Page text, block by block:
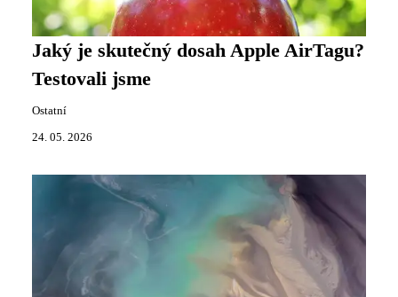
Jaký je skutečný dosah Apple AirTagu?
Testovali jsme
Ostatní
24. 05. 2026